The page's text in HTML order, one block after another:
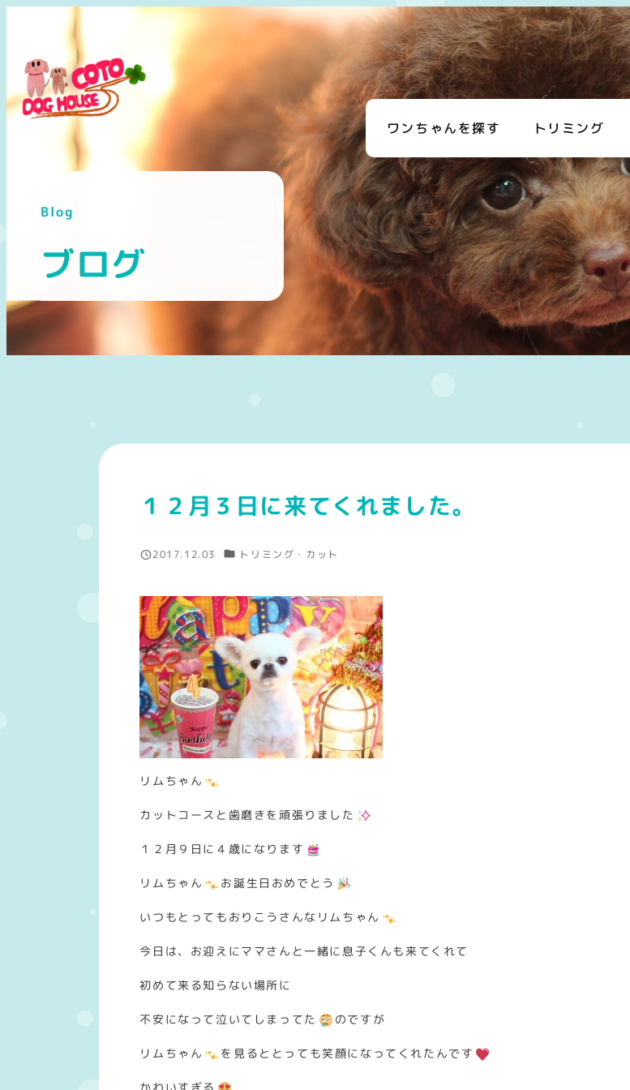
ン
ワンちゃんを探す トリミング
Blog
ブログ
１２月３日に来てくれました。
投稿日
2017.12.03 カテゴリー
トリミング・カット
リムちゃん
カットコースと歯磨きを頑張りました
１２月９日に４歳になります
リムちゃん お誕生日おめでとう
いつもとってもおりこうさんなリムちゃん
今日は、お迎えにママさんと一緒に息子くんも来てくれて
初めて来る知らない場所に
不安になって泣いてしまってた のですが
リムちゃん を見るととっても笑顔になってくれたんです